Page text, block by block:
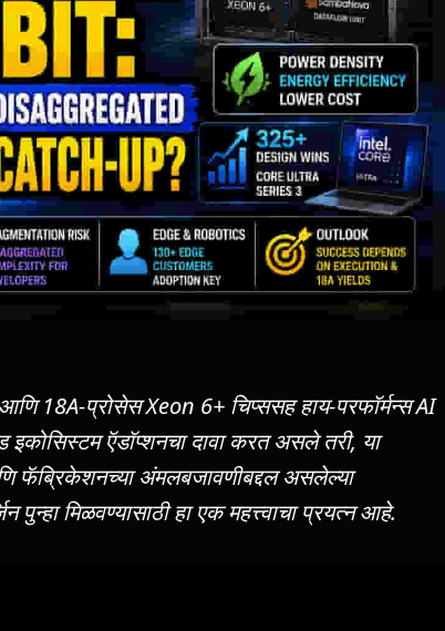
18A-प्रोसेस Xeon 6+ चिप्ससह हाय-परफॉर्मन्स AI
ऍडॉप्शनचा दावा करत असले तरी, या
फॅब्रिकेशनच्या अंमलबजावणीबद्दल असलेल्या
मिळवण्यासाठी हा एक महत्त्वाचा प्रयत्न आहे.